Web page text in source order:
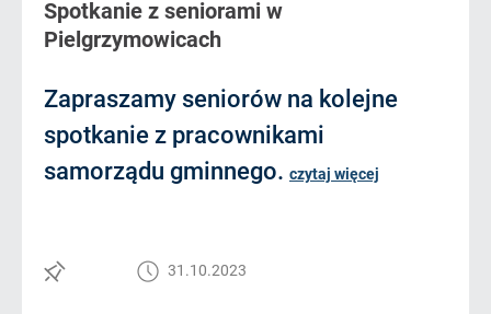
Spotkanie z seniorami w
Pielgrzymowicach
Zapraszamy seniorów na kolejne
spotkanie z pracownikami
samorządu gminnego. czytaj więcej
31.10.2023